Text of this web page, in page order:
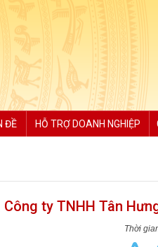
ĐỀ HỖ TRỢ DOANH NGHIỆP
ty TNHH Tân